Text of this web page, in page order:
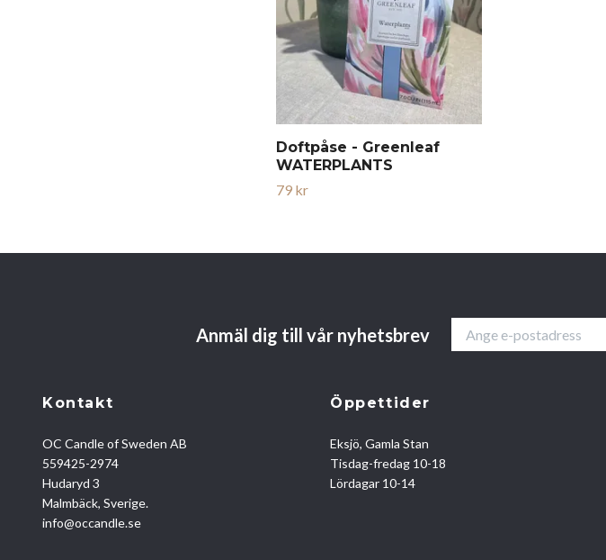
Doftpåse - Greenleaf
WATERPLANTS
79 kr
Anmäl dig till vår nyhetsbrev
Kontakt
OC Candle of Sweden AB
559425-2974
Hudaryd 3
Malmbäck, Sverige.
info@occandle.se
Öppettider
Eksjö, Gamla Stan
Tisdag-fredag 10-18
Lördagar 10-14